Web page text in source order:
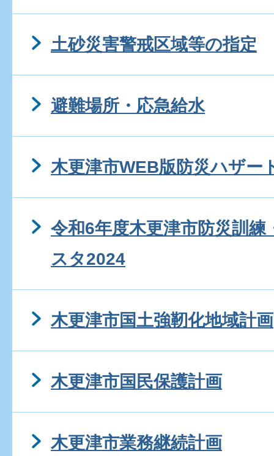
土砂災害警戒区域等の指定
避難場所・応急給水
木更津市WEB版防災ハザー
令和6年度木更津市防災訓
スタ2024
木更津市国土強靭化地域計画
木更津市国民保護計画
木更津市業務継続計画